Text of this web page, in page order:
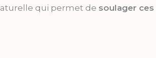
qui permet de soulager